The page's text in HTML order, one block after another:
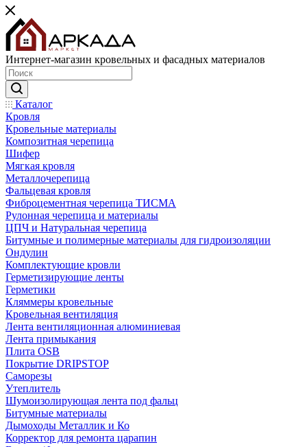
Интернет-магазин кровельных и фасадных материалов
Каталог
Кровля
Кровельные материалы
Композитная черепица
Шифер
Мягкая кровля
Металлочерепица
Фальцевая кровля
Фиброцементная черепица ТИСМА
Рулонная черепица и материалы
ЦПЧ и Натуральная черепица
Битумные и полимерные материалы для гидроизоляции
Ондулин
Комплектующие кровли
Герметизирующие ленты
Герметики
Кляммеры кровельные
Кровельная вентиляция
Лента вентиляционная алюминиевая
Лента примыкания
Плита OSB
Покрытие DRIPSTOP
Саморезы
Утеплитель
Шумоизолирующая лента под фальц
Битумные материалы
Дымоходы Металлик и Ко
Корректор для ремонта царапин